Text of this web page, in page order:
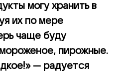
могу хранить в
их по мере
чаще буду
пирожные.
— радуется